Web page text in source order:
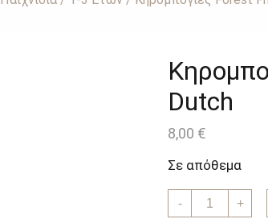
Dutch
8,00 €
Σε απόθεμα
-
Forest
+